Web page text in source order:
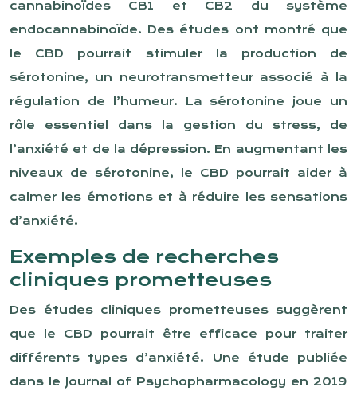
cannabinoïdes CB1 et CB2 du système
endocannabinoïde. Des études ont montré que
le CBD pourrait stimuler la production de
sérotonine, un neurotransmetteur associé à la
régulation de l’humeur. La sérotonine joue un
rôle essentiel dans la gestion du stress, de
l’anxiété et de la dépression. En augmentant les
niveaux de sérotonine, le CBD pourrait aider à
calmer les émotions et à réduire les sensations
d’anxiété.
Exemples de recherches
cliniques prometteuses
Des études cliniques prometteuses suggèrent
que le CBD pourrait être efficace pour traiter
différents types d’anxiété. Une étude publiée
dans le Journal of Psychopharmacology en 2019